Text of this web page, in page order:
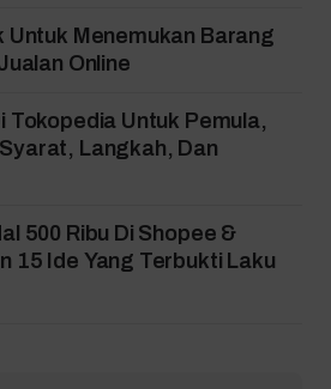
Untuk Menemukan Barang
Online
Tokopedia Untuk Pemula,
Langkah, Dan
500 Ribu Di Shopee &
15 Ide Yang Terbukti Laku